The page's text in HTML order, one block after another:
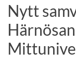
Andra
Kurser och
Lediga jobb
Nytt